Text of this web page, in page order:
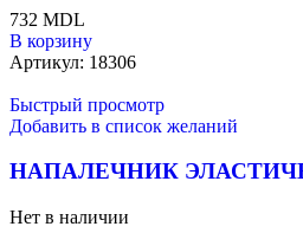
732 MDL
В корзину
Артикул: 18306
Быстрый просмотр
Добавить в список желаний
НАПАЛЕЧНИК
Нет в наличии